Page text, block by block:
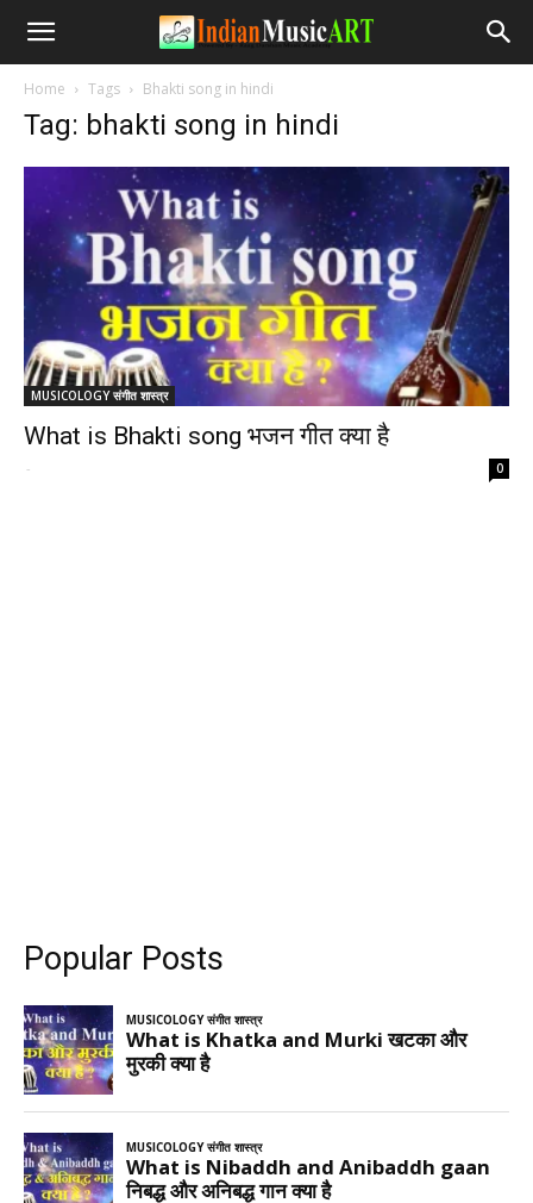
Home Tags Bhakti song in hindi
Tag: bhakti song in hindi
MUSICOLOGY संगीत शास्त्र
What is Bhakti song भजन गीत क्या है
- 0
Popular Posts